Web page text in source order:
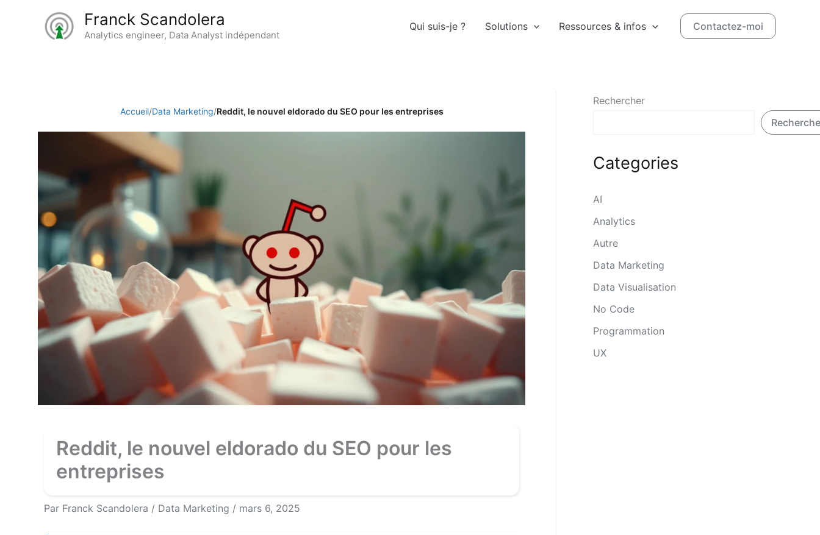
Franck Scandolera
Analytics engineer, Data Analyst indépendant
Qui suis-je ? Solutions Ressources & infos Contactez-moi
Accueil/Data Marketing/Reddit, le nouvel eldorado du SEO pour les entreprises
Reddit, le nouvel eldorado du SEO pour les
entreprises
Par Franck Scandolera / Data Marketing / mars 6, 2025
Rechercher
Categories
AI
Analytics
Autre
Data Marketing
Data Visualisation
No Code
Programmation
UX